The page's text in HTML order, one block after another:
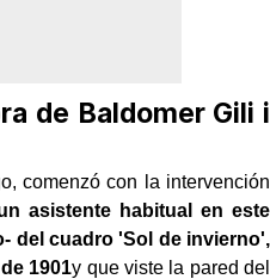
de Baldomer Gili i
comenzó con la intervención
asistente habitual en este
del cuadro 'Sol de invierno',
1901y que viste la pared del